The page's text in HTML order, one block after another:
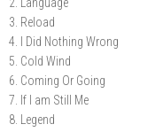
2. Language
3. Reload
4. I Did Nothing Wrong
5. Cold Wind
6. Coming Or Going
7. If I am Still Me
8. Legend